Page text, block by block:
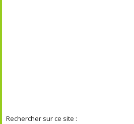
Rechercher sur ce site :